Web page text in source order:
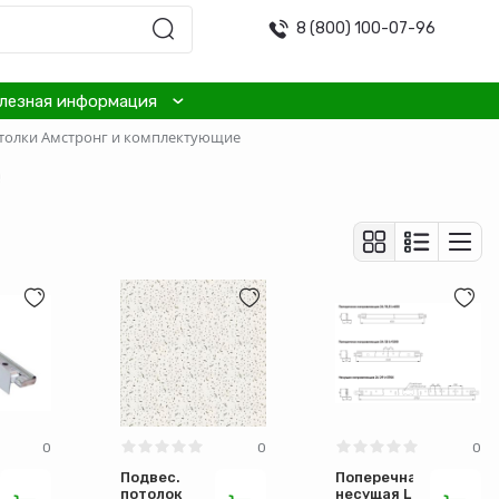
8 (800) 100-07-96
информация
Амстронг и комплектующие
0 0
Подвес.
потолок
0
Поперечная
несущая L